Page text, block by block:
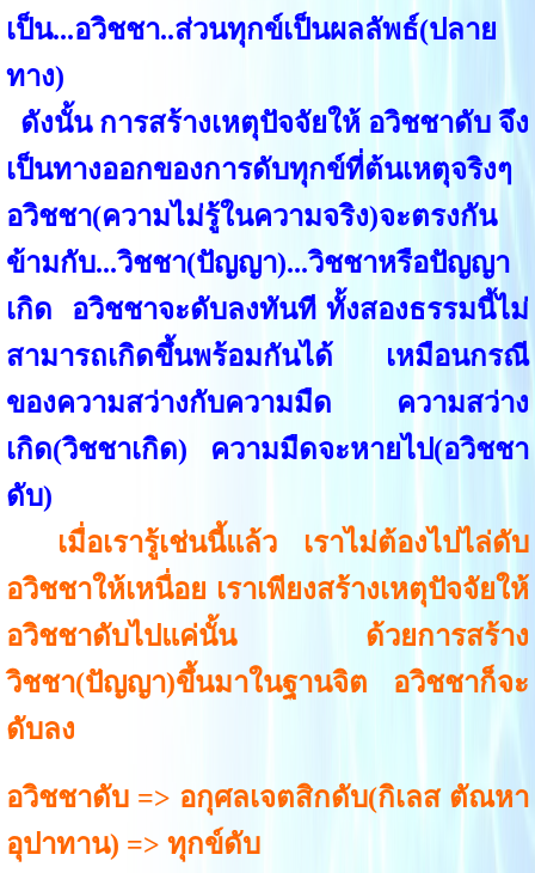
เป็น...อวิชชา..ส่วนทุกข์เป็นผลลัพธ์(ปลาย
ทาง)
ดังนั้น การสร้างเหตุปัจจัยให้ อวิชชาดับ จึง
เป็นทางออกของการดับทุกข์ที่ต้นเหตุจริงๆ
อวิชชา(ความไม่รู้ในความจริง)จะตรงกัน
ข้ามกับ...วิชชา(ปัญญา)...วิชชาหรือปัญญา
เกิด อวิชชาจะดับลงทันที ทั้งสองธรรมนี้ไม่
สามารถเกิดขึ้นพร้อมกันได้ เหมือนกรณี
ของความสว่างกับความมืด ความสว่าง
เกิด(วิชชาเกิด) ความมืดจะหายไป(อวิชชา
ดับ)
เมื่อเรารู้เช่นนี้แล้ว เราไม่ต้องไปไล่ดับ
อวิชชาให้เหนื่อย เราเพียงสร้างเหตุปัจจัยให้
อวิชชาดับไปแค่นั้น ด้วยการสร้าง
วิชชา(ปัญญา)ขึ้นมาในฐานจิต อวิชชาก็จะ
ดับลง
อวิชชาดับ => อกุศลเจตสิกดับ(กิเลส ตัณหา
อุปาทาน) => ทุกข์ดับ